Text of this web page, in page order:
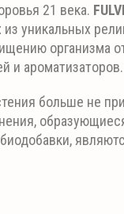
21 века.
уникальных
организма
и ароматизаторов.
больше не